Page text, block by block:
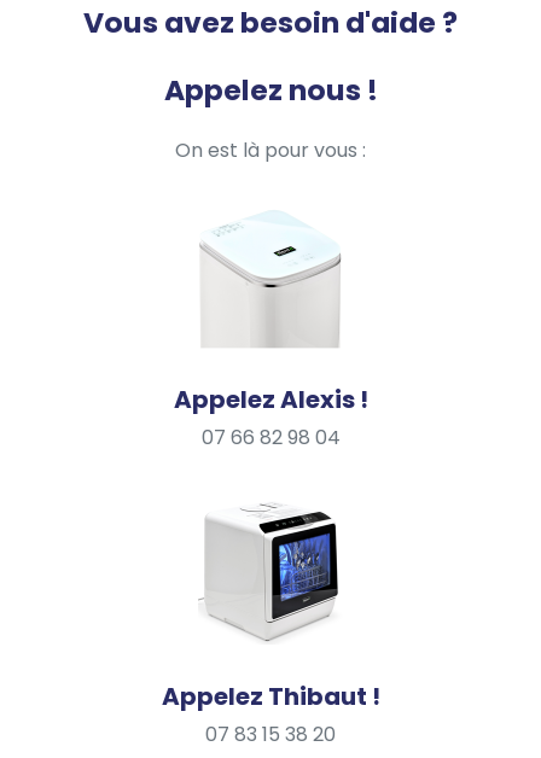
Vous avez besoin d'aide ?
Appelez nous !
On est là pour vous :
Appelez Alexis !
07 66 82 98 04
Appelez Thibaut !
07 83 15 38 20